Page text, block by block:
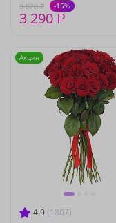
3 870 ₽ -15%
3 290 ₽
4.9 (1807)
Акция